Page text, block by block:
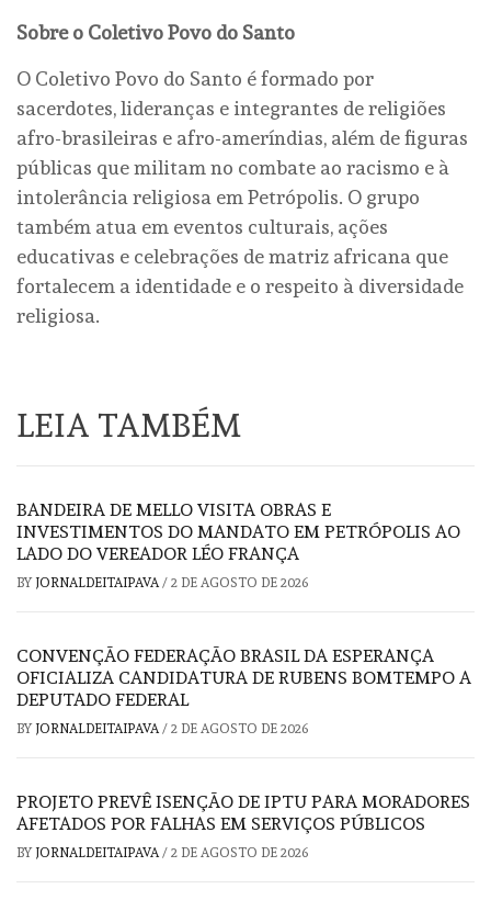
Sobre o Coletivo Povo do Santo
O Coletivo Povo do Santo é formado por
sacerdotes, lideranças e integrantes de religiões
afro-brasileiras e afro-ameríndias, além de figuras
públicas que militam no combate ao racismo e à
intolerância religiosa em Petrópolis. O grupo
também atua em eventos culturais, ações
educativas e celebrações de matriz africana que
fortalecem a identidade e o respeito à diversidade
religiosa.
LEIA TAMBÉM
BANDEIRA DE MELLO VISITA OBRAS E
INVESTIMENTOS DO MANDATO EM PETRÓPOLIS AO
LADO DO VEREADOR LÉO FRANÇA
BY JORNALDEITAIPAVA/ 2 DE AGOSTO DE 2026
CONVENÇÃO FEDERAÇÃO BRASIL DA ESPERANÇA
OFICIALIZA CANDIDATURA DE RUBENS BOMTEMPO A
DEPUTADO FEDERAL
BY JORNALDEITAIPAVA/ 2 DE AGOSTO DE 2026
PROJETO PREVÊ ISENÇÃO DE IPTU PARA MORADORES
AFETADOS POR FALHAS EM SERVIÇOS PÚBLICOS
BY JORNALDEITAIPAVA/ 2 DE AGOSTO DE 2026